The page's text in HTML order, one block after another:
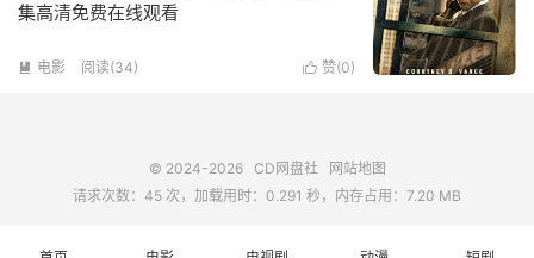
集高清免费在线观看
 赞(0)
 电影 阅读(34)
© 2024-2026 CD网盘社
网站地图
请求次数：45 次，加载用时：0.291 秒，内存占用：7.20 MB